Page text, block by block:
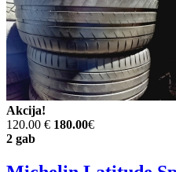
Akcija!
120.00 € 180.00€
2 gab